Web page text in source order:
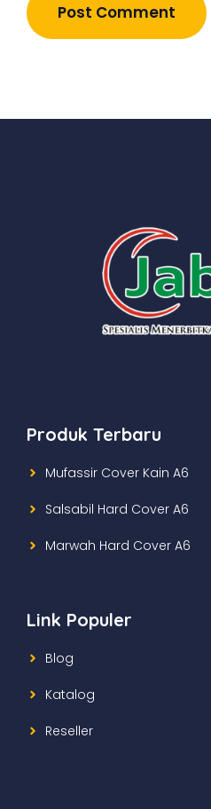
Produk Terbaru
Mufassir Cover Kain A6
Salsabil Hard Cover A6
Marwah Hard Cover A6
Link Populer
Blog
Katalog
Reseller